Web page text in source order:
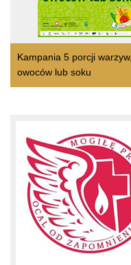
Kampania 5 porcji warzyw,
owoców lub soku